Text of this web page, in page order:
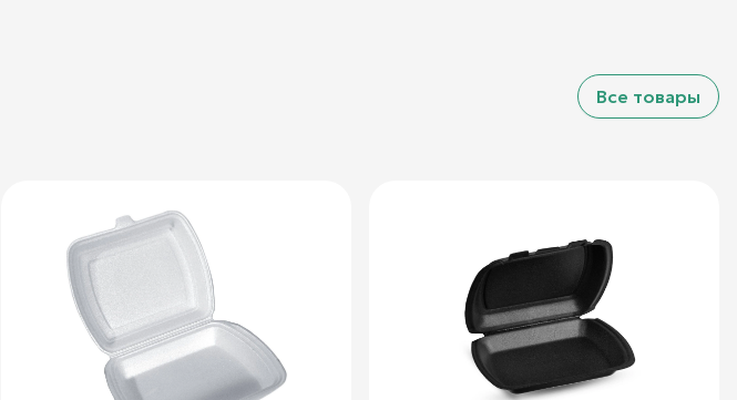
Все товары